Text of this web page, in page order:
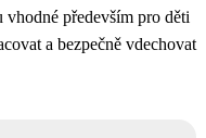
vhodné především pro děti
a bezpečně vdechovat